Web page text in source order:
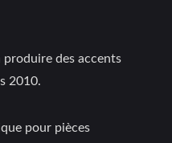
produire des accents
2010.
pour pièces